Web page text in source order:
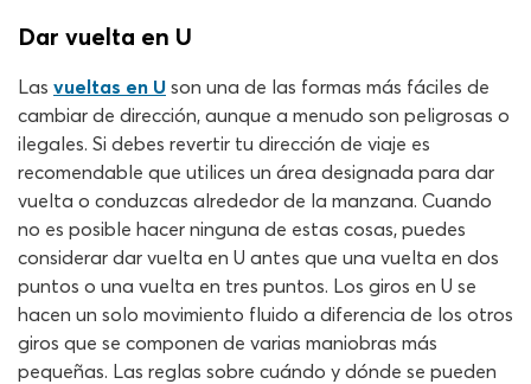
Dar vuelta en U
Las vueltas en U son una de las formas más fáciles de
cambiar de dirección, aunque a menudo son peligrosas o
ilegales. Si debes revertir tu dirección de viaje es
recomendable que utilices un área designada para dar
vuelta o conduzcas alrededor de la manzana. Cuando
no es posible hacer ninguna de estas cosas, puedes
considerar dar vuelta en U antes que una vuelta en dos
puntos o una vuelta en tres puntos. Los giros en U se
hacen un solo movimiento fluido a diferencia de los otros
giros que se componen de varias maniobras más
pequeñas. Las reglas sobre cuándo y dónde se pueden